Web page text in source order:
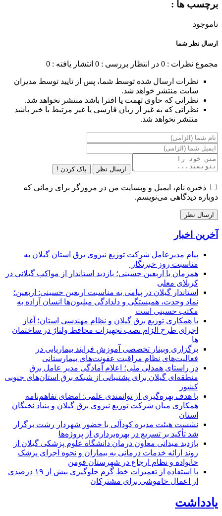
برچسب ها :
ناموجود
ارسال نظر شما
مجموع نظرات : 0 در انتظار بررسی : 0 انتشار یافته : 0
نظرات ارسال شده توسط شما، پس از تایید توسط مدیران
سایت منتشر خواهد شد.
نظراتی که حاوی تهمت یا افترا باشد منتشر نخواهد شد.
نظراتی که به غیر از زبان فارسی یا غیر مرتبط با خبر باشد
منتشر نخواهد شد.
ارسال نظر پاک کردن !
ذخیره نام، ایمیل و وبسایت من در مرورگر برای زمانی که
دوباره دیدگاهی می‌نویسم.
آخرین اخبار
پیام مدیرعامل شركت توزیع نیروی برق استان گیلان به
مناسبت روز خبرنگار ‌
همزمان با اربعین حسینی؛ بازدید استاندار از مواکب گیلانی در
کربلای معلی
استاندار گیلان در پیامی به مناسبت اربعین حسینی: اربعین؛
نماد وحدت، همبستگی و دلدادگی میلیون‌ها انسان آزاده به
مکتب حسینی است
با همکاری توزیع برق گیلان و نظام مهندسی استان؛ آغاز
اجرای طرح الزام نصب تجهیزات محافظ ولتاژ در ساختمان
ها
برگزاری وبینار تخصصی آموزش فرایند بیماریابی در
فعالیت‌های نظام مراقبت عفونت‌های بیمارستانی
در راستای همدلی ملی؛ اعلام آمادگی مدیر عامل برق
منطقه‌ای گیلان برای پشتیبانی از شبكه برق استان‌های جنوبی
كشور
با هدف بهره‌گیری از توانمندی علمی: امضای تفاهم‌نامه
همكاری میان شركت توزیع نیروی برق گیلان و بنیاد نخبگان
استان
نشست هیئت مدیره کودآلی با حضور شهردار رشت برگزار
شد تأکید بر تسریع در بهره‌برداری از پروژه‌ها
بازدید میدانی معاون درمان دانشگاه علوم پزشکی گیلان از
روند ارائه خدمات درمانی به بیماران و نحوه اجرای پزشک
خانواده و نظام ارجاع در شهرستان فومن
با استفاده از تعمیرات خط گرم جلوگیری بیش از ۱۹ درصدی
از اعمال خاموشی برای مشتركان
یادداشت